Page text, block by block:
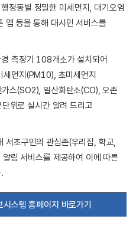
정동별 정밀한 미세먼지, 대기오염
앱 등을 통해 대시민 서비스를
측정기 108개소가 설치되어
세먼지(PM10), 초미세먼지
스(SO2), 일산화탄소(CO), 오존
위로 실시간 알려 드리고
서초구민의 관심존(우리집, 학교,
림 서비스를 제공하여 이에 따른
스템 홈페이지 바로가기